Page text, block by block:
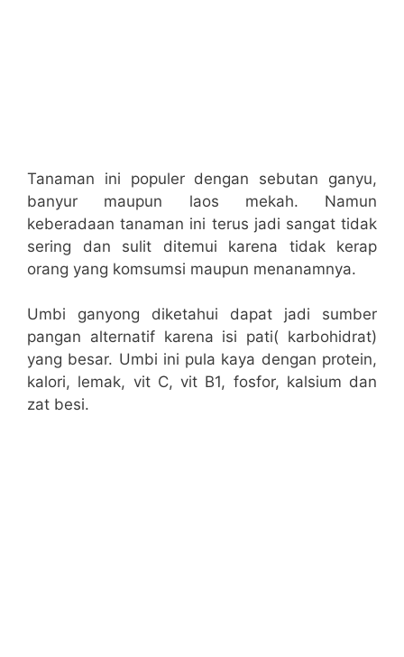
Tanaman ini populer dengan sebutan ganyu,
banyur maupun laos mekah. Namun
keberadaan tanaman ini terus jadi sangat tidak
sering dan sulit ditemui karena tidak kerap
orang yang komsumsi maupun menanamnya.
Umbi ganyong diketahui dapat jadi sumber
pangan alternatif karena isi pati( karbohidrat)
yang besar. Umbi ini pula kaya dengan protein,
kalori, lemak, vit C, vit B1, fosfor, kalsium dan
zat besi.